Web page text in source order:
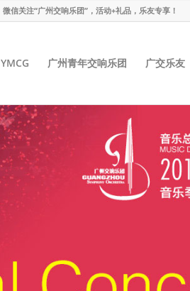
微信关注“广州交响乐团”，活动+礼品，乐友专享！
YMCG 广州青年交响乐团 广交乐友